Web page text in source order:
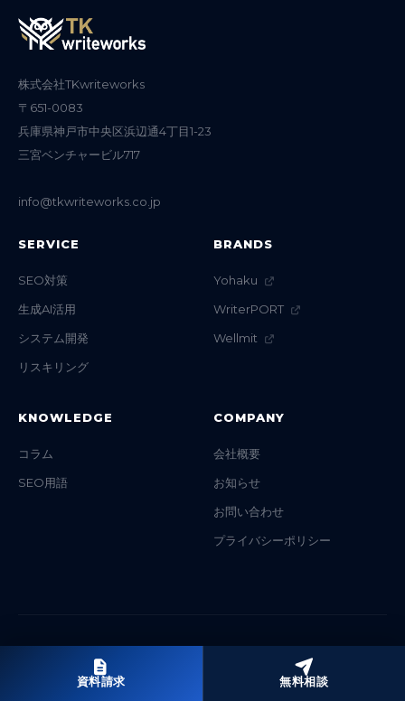
株式会社TKwriteworks
〒651-0083
兵庫県神戸市中央区浜辺通4丁目1-23
三宮ベンチャービル717
info@tkwriteworks.co.jp
SERVICE
SEO対策
生成AI活用
システム開発
リスキリング
BRANDS
Yohaku
WriterPORT
Wellmit
KNOWLEDGE
コラム
SEO用語
COMPANY
会社概要
お知らせ
お問い合わせ
プライバシーポリシー
資料請求 無料相談